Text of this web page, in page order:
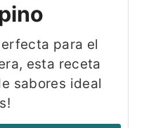
para el
esta receta
sabores ideal